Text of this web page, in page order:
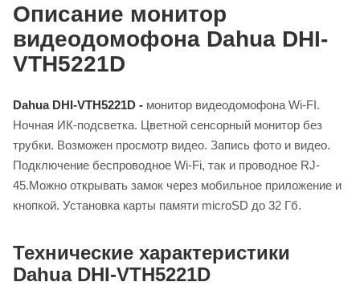
Описание монитор
видеодомофона Dahua DHI-
VTH5221D
Dahua DHI-VTH5221D - монитор видеодомофона Wi-FI.
Ночная ИК-подсветка. Цветной сенсорный монитор без
трубки. Возможен просмотр видео. Запись фото и видео.
Подключение беспроводное Wi-Fi, так и проводное RJ-
45.Можно открывать замок через мобильное приложение и
кнопкой. Установка карты памяти microSD до 32 Гб.
Технические характеристики
Dahua DHI-VTH5221D